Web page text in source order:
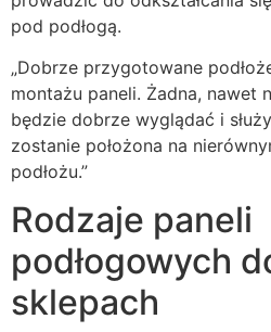
pod podłogą.
„Dobrze przygotowane
montażu paneli. Żadna, nawet
będzie dobrze wyglądać i
zostanie położona na
podłożu.”
Rodzaje paneli
podłogowych
sklepach